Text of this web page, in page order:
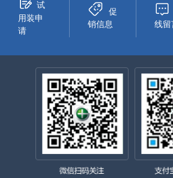
试
用装申
请
促
销信息
线留